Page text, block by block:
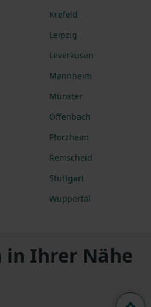
Krefeld
Leipzig
Leverkusen
Mannheim
Münster
Offenbach
Pforzheim
Remscheid
Stuttgart
Wuppertal
in Ihrer Nähe